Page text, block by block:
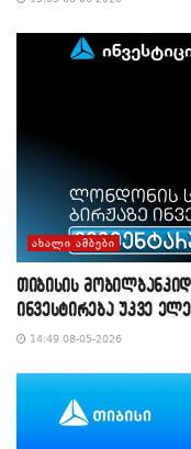
ᲐᲮᲐᲚᲘ ᲐᲛᲑᲔᲑᲘ
თიბისის
ინვესტირება უკვე
14:49 08-05-2026